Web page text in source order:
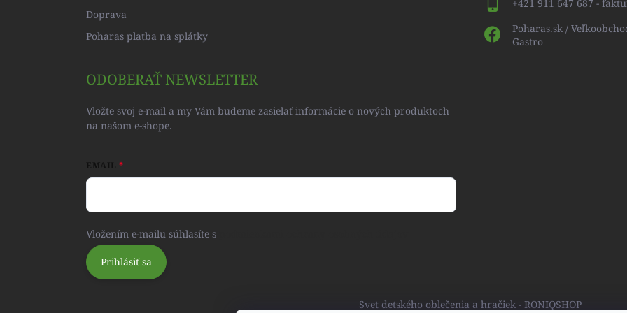
Doprava
Poharas platba na splátky
+421 911 647 687 -
Poharas.sk /
Gastro
ODOBERAŤ NEWSLETTER
Vložte svoj e-mail a my Vám budeme zasielať informácie o nových produktoch
na našom e-shope.
EMAIL
Vložením e-mailu súhlasíte s
Prihlásiť sa
Svet detského oblečenia a hračiek - RONIQSHOP